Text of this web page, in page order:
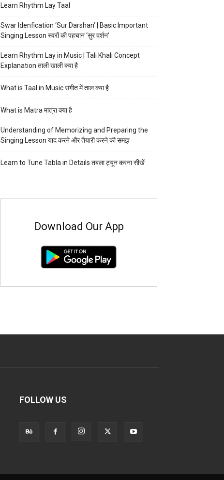
Learn Rhythm Lay Taal
Swar Idenfication ‘Sur Darshan’ | Basic Important
Singing Lesson स्वरों की पहचान ‘सुर दर्शन’
Learn Rhythm Lay in Music | Tali Khali Concept
Explanation ताली खाली क्या है
What is Taal in Music संगीत में ताल क्या है
What is Matra मात्रा क्या है
Understanding of Memorizing and Preparing the
Singing Lesson याद करने और तैयारी करने की समझ
Learn to Tune Tabla in Details तबला ट्यून करना सीखें
Download Our App
FOLLOW US